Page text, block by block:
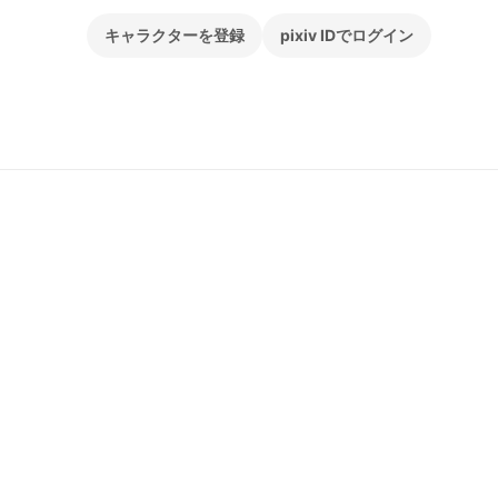
キャラクターを登録 pixiv IDでログイン